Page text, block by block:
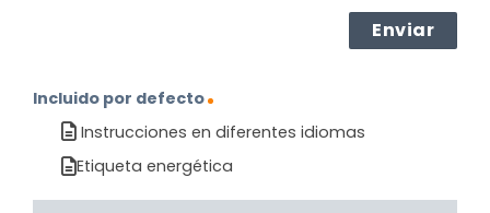
Incluido por defecto
Instrucciones en diferentes idiomas
Etiqueta energética